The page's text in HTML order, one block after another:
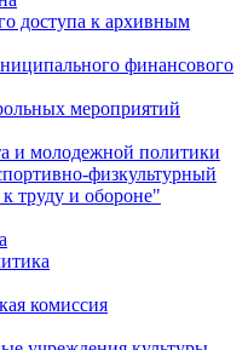
доступа к архивным
финансового
мероприятий
и молодежной политики
физкультурный
труду и обороне"
комиссия